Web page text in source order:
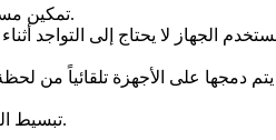
تمكين مسؤولي تكنولوجيا المعلومات من حل أعطال الأجهزة عن بُعد من موقع بعيد، دون الحاجة إلى مدخلات من المستخدمين النهائيين.
الجهاز لا يحتاج إلى التواجد
على الأجهزة تلقائياً من لحظة
تبسيط العمليات التجارية، بحيث يتطلب الأمر قدراً أقل من القوى العاملة والمعدات والتدريب، مما يوفر وقت الشركة وجهدها ومواردها.